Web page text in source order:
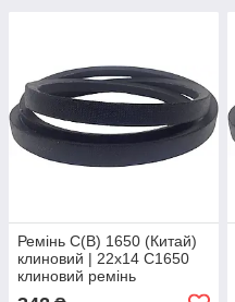
Ремінь С(В) 1650 (Китай)
клиновий | 22х14 C1650
клиновий ремінь